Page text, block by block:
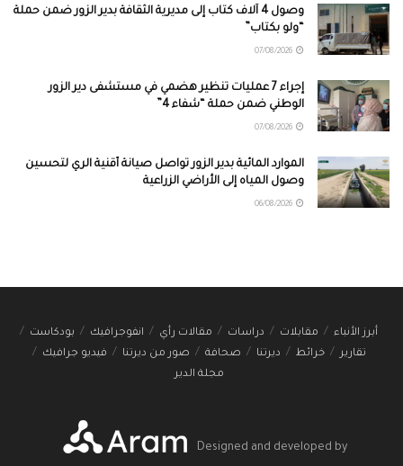
وصول 4 آلاف كتاب إلى مديرية الثقافة بدير الزور ضمن حملة
“ولو بكتاب”
إجراء 7 عمليات تنظير هضمي في مستشفى دير الزور
الوطني ضمن حملة “شفاء 4”
الموارد المائية بدير الزور تواصل صيانة أقنية الري لتحسين
وصول المياه إلى الأراضي الزراعية
أبرز الأنباء مقابلات دراسات مقالات رأي انفوجرافيك
بودكاست
تقارير
خرائط ديرتنا صحافة صور من ديرتنا
فيديو جرافيك
مجلة الدير
Designed and developed by